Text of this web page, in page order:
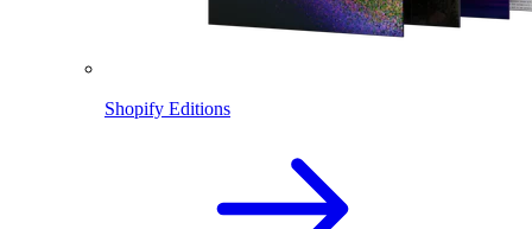
Shopify Editions